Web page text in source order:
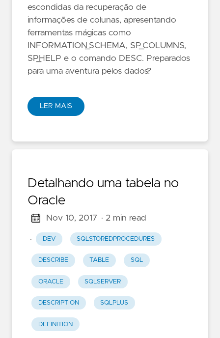
escondidas da recuperação de
informações de colunas, apresentando
ferramentas mágicas como
INFORMATION_SCHEMA, SP_COLUMNS,
SP_HELP e o comando DESC. Preparados
para uma aventura pelos dados?
LER MAIS
Detalhando uma tabela no
Oracle
Nov 10, 2017 · 2 min read
· DEV SQLSTOREDPROCEDURES
DESCRIBE TABLE SQL
ORACLE SQLSERVER
DESCRIPTION SQLPLUS
DEFINITION